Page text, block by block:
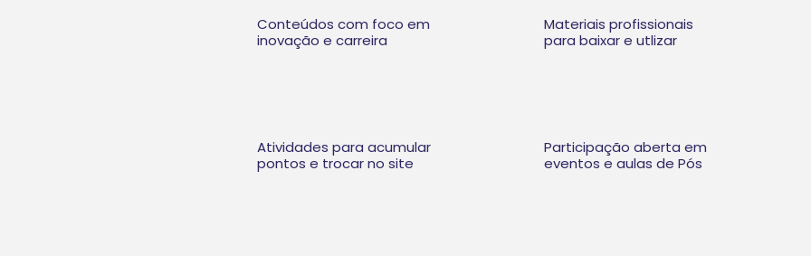
Conteúdos com foco em
inovação e carreira
Atividades para acumular
pontos e trocar no site
Materiais profissionais
para baixar e utlizar
Participação aberta em
eventos e aulas de Pós